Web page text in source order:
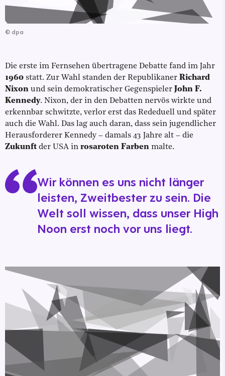
© dpa
Die erste im Fernsehen übertragene Debatte fand im Jahr
1960 statt. Zur Wahl standen der Republikaner Richard
Nixon und sein demokratischer Gegenspieler John F.
Kennedy. Nixon, der in den Debatten nervös wirkte und
erkennbar schwitzte, verlor erst das Rededuell und später
auch die Wahl. Das lag auch daran, dass sein jugendlicher
Herausforderer Kennedy – damals 43 Jahre alt – die
Zukunft der USA in rosaroten Farben malte.
Wir können es uns nicht länger
leisten, Zweitbester zu sein. Die
Welt soll wissen, dass unser High
Noon erst noch vor uns liegt.